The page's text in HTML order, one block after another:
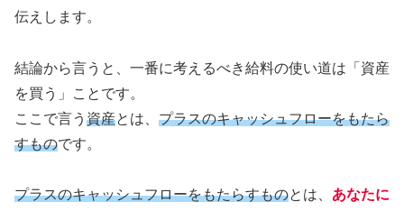
伝えします。
結論から言うと、一番に考えるべき給料の使い道は「資産
を買う」ことです。
ここで言う 資産とは、 プラスのキャッシュフローをもたら
すものです。
プラスのキャッシュフローをもたらすものとは、 あなたに